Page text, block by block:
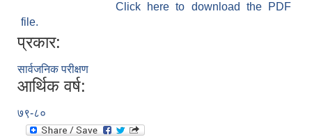
Click here to download the PDF
file.
प्रकार:
सार्वजनिक परीक्षण
आर्थिक वर्ष:
७९-८०